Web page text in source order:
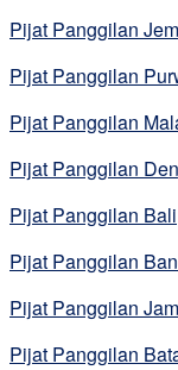
Pijat Panggilan
Pijat Panggilan
Pijat Panggilan
Pijat Panggilan
Pijat Panggilan Bali
Pijat Panggilan
Pijat Panggilan
Pijat Panggilan